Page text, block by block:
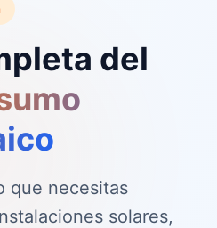
del
que necesitas
solares,